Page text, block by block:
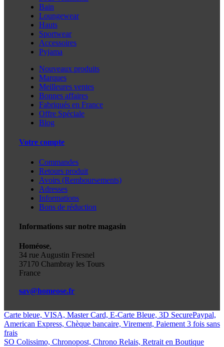
Bain
Loungewear
Hauts
Sportwear
Accessoires
Pyjama
Nouveaux produits
Marques
Meilleures ventes
Bonnes affaires
Fabriqués en France
Offre Spéciale
Blog
Votre compte
Commandes
Retours produit
Avoirs (Remboursements)
Adresses
Informations
Bons de réduction
Informations sur notre magasin
Homéose,
34 rue Augustin Fresnel
37170 Chambray les Tours
France
sav@homeose.fr
Carte bleue, VISA, Master Card, E-Carte Bleue, 3D SecurePaypal,
American Express, Chèque bancaire, Virement, Paiement 3 fois sans
frais
SO Colissimo, Chronopost, Chrono Relais, Retrait en Boutique